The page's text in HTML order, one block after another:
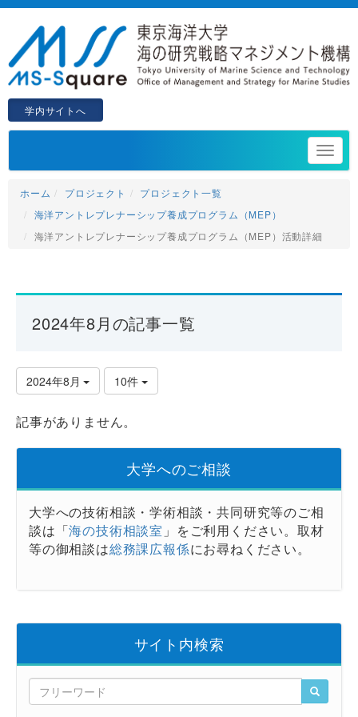
学内サイトへ
ホーム プロジェクト
プロジェクト一覧
海洋アントレプレナーシップ養成プログラム（MEP）
海洋アントレプレナーシップ養成プログラム（MEP）活動詳細
2024年8月の記事一覧
2024年8月 10件
記事がありません。
大学へのご相談
大学への技術相談・学術相談・共同研究等のご相
談は「海の技術相談室 」をご利用ください。取材
等の御相談は総務課広報係にお尋ねください。
サイト内検索